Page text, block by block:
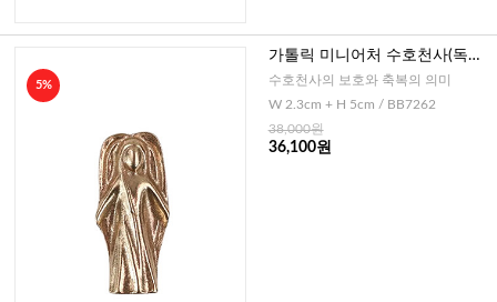
5%
가톨릭 미니어처 수호천사(독일)
-황동
수호천사의 보호와 축복의 의미
W 2.3cm + H 5cm / BB7262
38,000원
36,100원